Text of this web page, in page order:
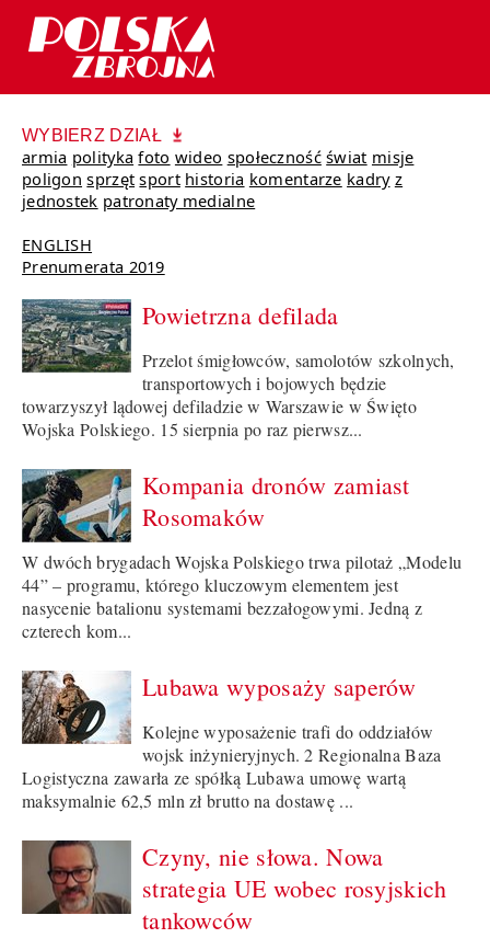
WYBIERZ DZIAŁ
armia polityka foto wideo społeczność świat misje
poligon sprzęt sport historia komentarze kadry z
jednostek patronaty medialne
ENGLISH
Prenumerata 2019
Powietrzna defilada
Przelot śmigłowców, samolotów szkolnych,
transportowych i bojowych będzie
towarzyszył lądowej defiladzie w Warszawie w Święto
Wojska Polskiego. 15 sierpnia po raz pierwsz...
Kompania dronów zamiast
Rosomaków
W dwóch brygadach Wojska Polskiego trwa pilotaż „Modelu
44” – programu, którego kluczowym elementem jest
nasycenie batalionu systemami bezzałogowymi. Jedną z
czterech kom...
Lubawa wyposaży saperów
Kolejne wyposażenie trafi do oddziałów
wojsk inżynieryjnych. 2 Regionalna Baza
Logistyczna zawarła ze spółką Lubawa umowę wartą
maksymalnie 62,5 mln zł brutto na dostawę ...
Czyny, nie słowa. Nowa
strategia UE wobec rosyjskich
tankowców